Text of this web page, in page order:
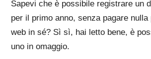
Sapevi che è possibile registrare un
per il primo anno, senza pagare
web in sé? Sì sì, hai letto bene, è
uno in omaggio.